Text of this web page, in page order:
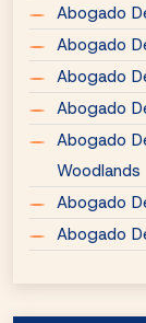
Abogado
Abogado
Abogado
Abogado
Abogado
Woodlands
Abogado
Abogado